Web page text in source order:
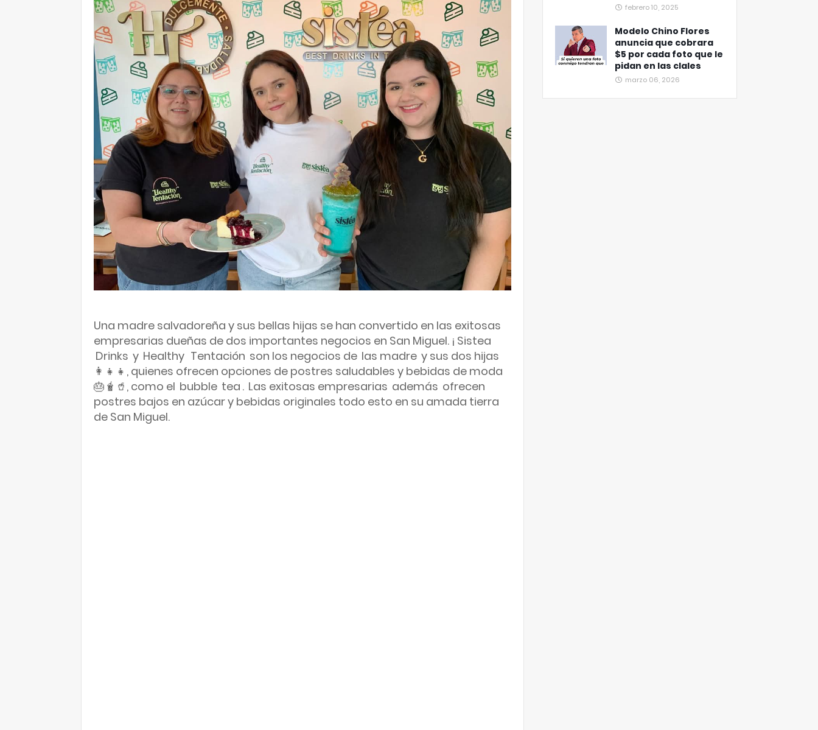
Una madre salvadoreña y sus bellas hijas se han convertido en las exitosas
empresarias dueñas de dos importantes negocios en San Miguel. ¡ Sistea
Drinks y Healthy Tentación son los negocios de las madre y sus dos hijas
👩‍👧‍👧, quienes ofrecen opciones de postres saludables y bebidas de moda
🎂🧋🥤, como el bubble tea . Las exitosas empresarias además ofrecen
postres bajos en azúcar y bebidas originales todo esto en su amada tierra
de San Miguel.
febrero 10, 2025
Modelo Chino Flores
anuncia que cobrara
$5 por cada foto que le
pidan en las clales
marzo 06, 2026